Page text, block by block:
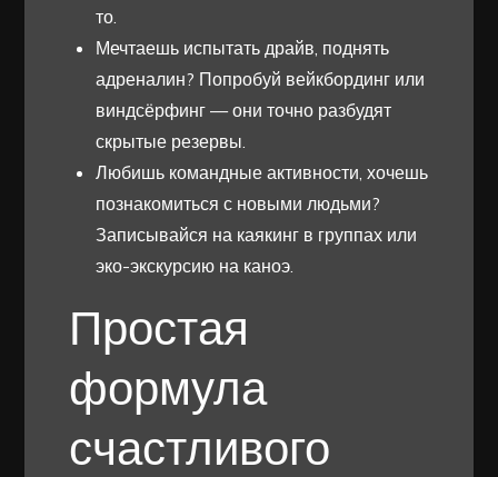
то.
Мечтаешь испытать драйв, поднять
адреналин? Попробуй вейкбординг или
виндсёрфинг — они точно разбудят
скрытые резервы.
Любишь командные активности, хочешь
познакомиться с новыми людьми?
Записывайся на каякинг в группах или
эко-экскурсию на каноэ.
Простая
формула
счастливого